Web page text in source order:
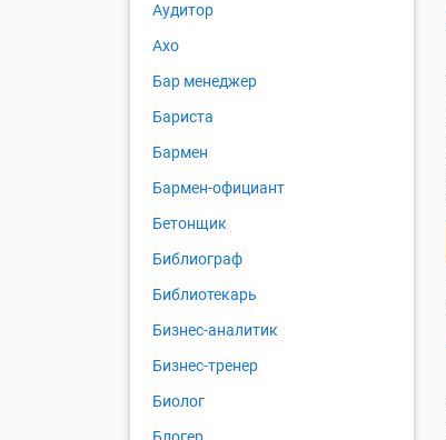
Аудитор
Ахо
Бар менеджер
Бариста
Бармен
Бармен-официант
Бетонщик
Библиограф
Библиотекарь
Бизнес-аналитик
Бизнес-тренер
Биолог